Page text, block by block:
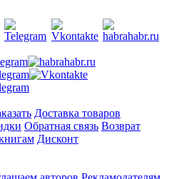
Доставка товаров
Обратная связь Возврат
Дисконт